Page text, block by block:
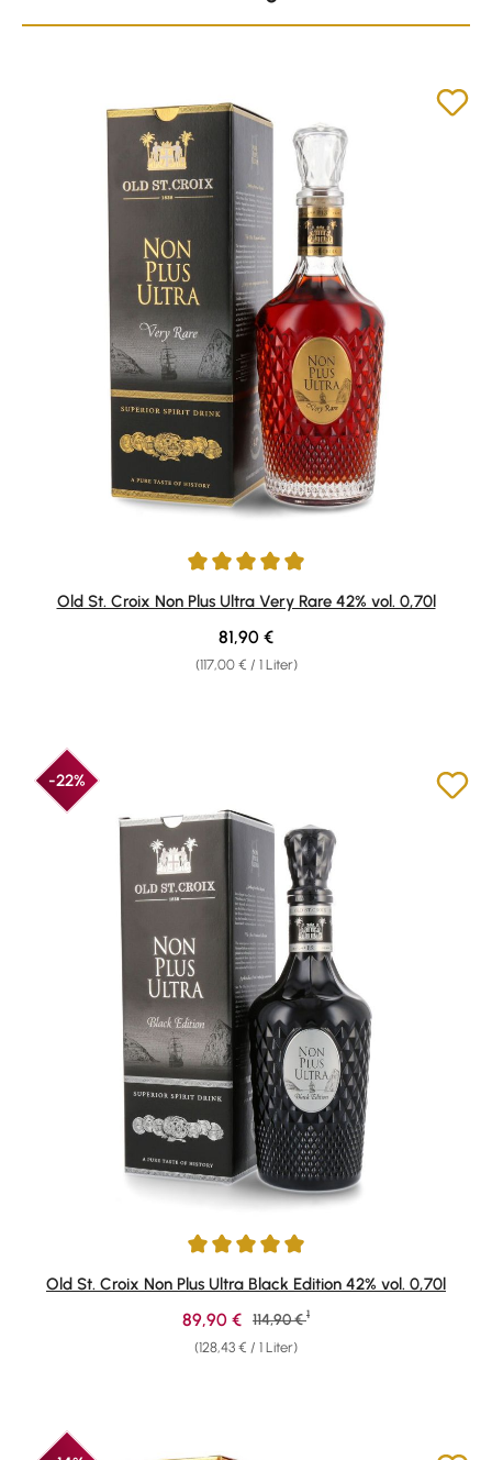
Durchschnittliche Bewertung von 4.94 von 5 Sternen
Old St. Croix Non Plus Ultra Very Rare 42% vol. 0,70l
(117,00 € / 1 Liter)
Regulärer Preis:
81,90 €
-22%
Durchschnittliche Bewertung von 4.97 von 5 Sternen
Old St. Croix Non Plus Ultra Black Edition 42% vol. 0,70l
(128,43 € / 1 Liter)
Verkaufspreis:
89,90 € Regulärer Preis:
114,90 € 1